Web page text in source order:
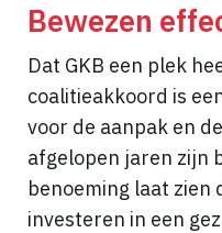
Bewezen
Dat GKB een plek
coalitieakkoord is
voor de aanpak en
afgelopen jaren zijn
benoeming laat
investeren in een